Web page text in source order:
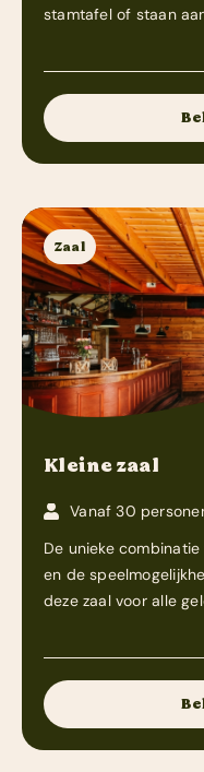
stamtafel of staan
Zaal
Kleine zaal
Vanaf 30
De unieke
en de
deze zaal voor alle